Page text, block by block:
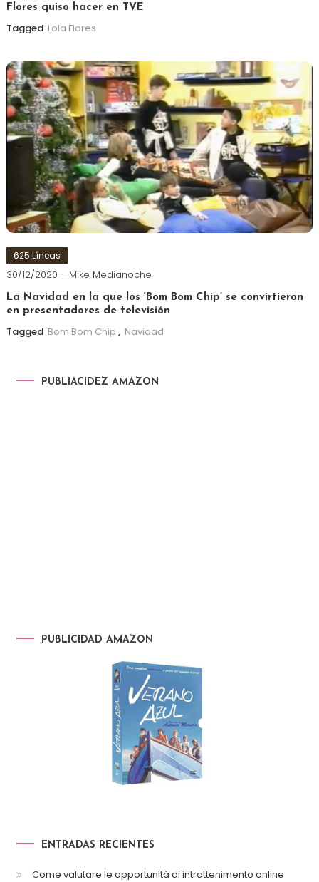
Flores quiso hacer en TVE
Tagged Lola Flores
625 Líneas
30/12/2020 Mike Medianoche
La Navidad en la que los ‘Bom Bom Chip’ se convirtieron
en presentadores de televisión
Tagged Bom Bom Chip , Navidad
PUBLIACIDEZ AMAZON
PUBLICIDAD AMAZON
ENTRADAS RECIENTES
Come valutare le opportunità di intrattenimento online